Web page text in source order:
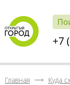
+7
Главная Куда